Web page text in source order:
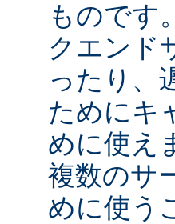
ものです
クエンド
ったり、
ためにキ
めに使え
複数のサ
めに使う